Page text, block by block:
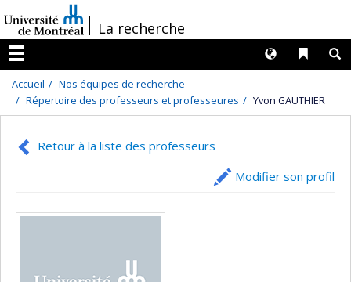
au
contenu
/La recherche
Menu
Liens
Langues
Accueil
Nos équipes de recherche
Répertoire des professeurs et professeures
Yvon GAUTHIER
Retour à la liste des professeurs
Modifier son profil